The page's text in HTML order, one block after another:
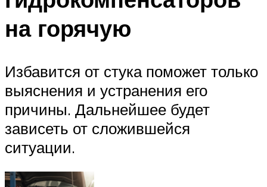
на горячую
Избавится от стука поможет только
выяснения и устранения его
причины. Дальнейшее будет
зависеть от сложившейся
ситуации.